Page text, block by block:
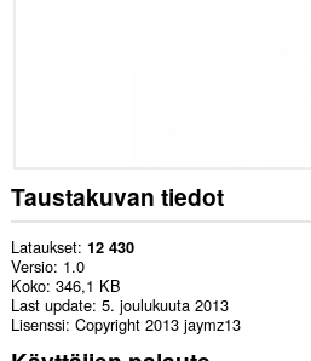
Taustakuvan tiedot
Lataukset 12 430
Versio 1.0
Koko 346,1 KB
Last update 5. joulukuuta 2013
Lisenssi Copyright 2013 jaymz13